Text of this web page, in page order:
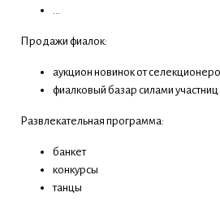
...
Продажи фиалок:
аукцион новинок от
фиалковый базар силами участниц
Развлекательная программа:
банкет
конкурсы
танцы